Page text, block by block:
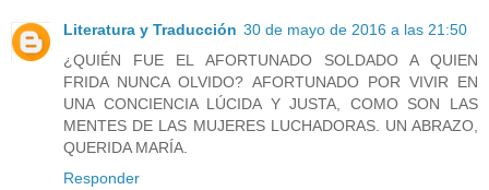
Literatura y Traducción 30 de mayo de 2016 a las 21:50
¿QUIÉN FUE EL AFORTUNADO SOLDADO A QUIEN
FRIDA NUNCA OLVIDO? AFORTUNADO POR VIVIR EN
UNA CONCIENCIA LÚCIDA Y JUSTA, COMO SON LAS
MENTES DE LAS MUJERES LUCHADORAS. UN ABRAZO,
QUERIDA MARÍA.
Responder